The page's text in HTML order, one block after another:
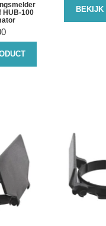
HUB-100
BEKIJK